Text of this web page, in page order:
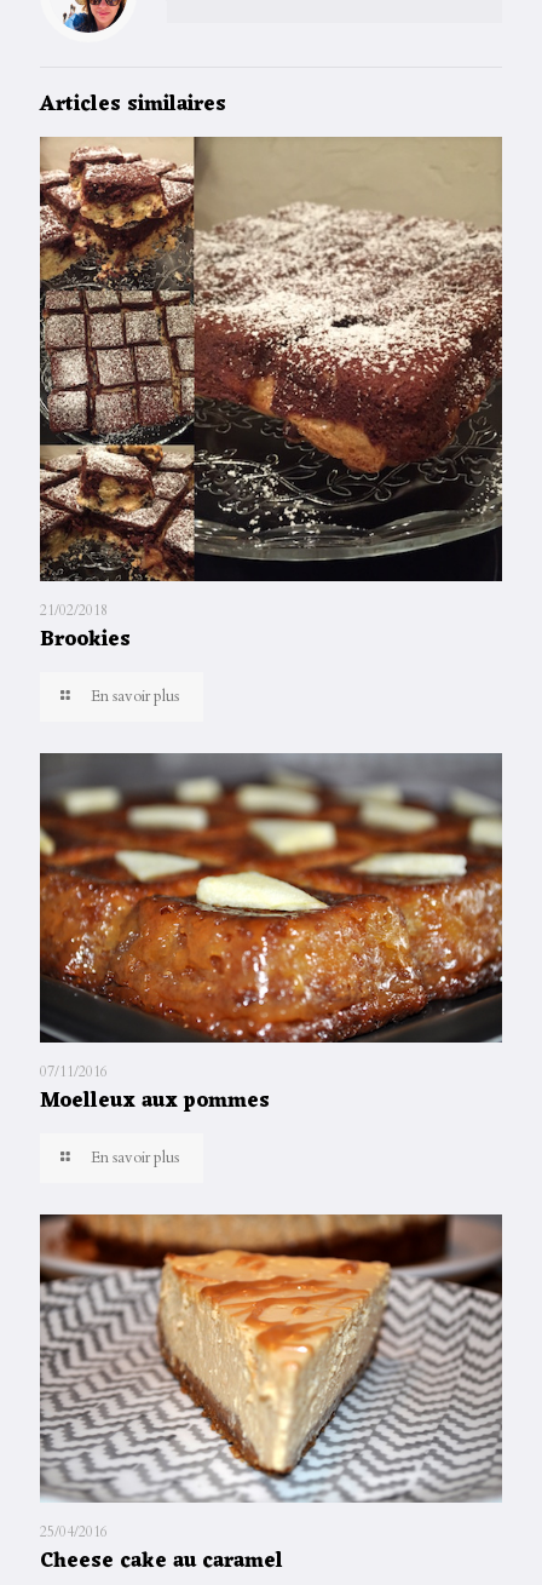
Articles similaires
21/02/2018
Brookies
En savoir plus
07/11/2016
Moelleux aux pommes
En savoir plus
25/04/2016
Cheese cake au caramel